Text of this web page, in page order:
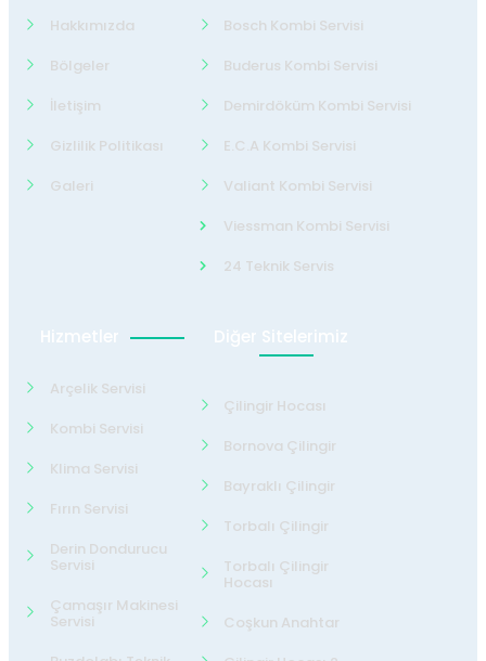
Hakkımızda
Bölgeler
İletişim
Gizlilik Politikası
Galeri
Bosch Kombi Servisi
Buderus Kombi Servisi
Demirdöküm Kombi Servisi
E.C.A Kombi Servisi
Valiant Kombi Servisi
Viessman Kombi Servisi
24 Teknik Servis
Hizmetler
Arçelik Servisi
Kombi Servisi
Klima Servisi
Fırın Servisi
Derin Dondurucu
Servisi
Çamaşır Makinesi
Servisi
Diğer Sitelerimiz
Çilingir Hocası
Bornova Çilingir
Bayraklı Çilingir
Torbalı Çilingir
Torbalı Çilingir
Hocası
Coşkun Anahtar